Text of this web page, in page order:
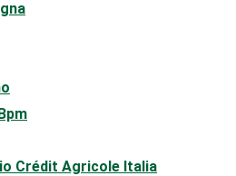
Crédit Agricole Italia